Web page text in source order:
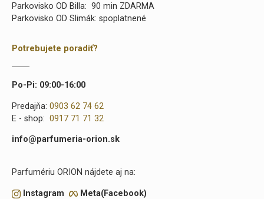
Parkovisko OD Billa: 90 min ZDARMA
Parkovisko OD Slimák: spoplatnené
Potrebujete poradiť?
Po-Pi: 09:00-16:00
Predajňa: 0903 62 74 62
E - shop: 0917 71 71 32
info@parfumeria-orion.sk
Parfumériu ORION nájdete aj na:
Instagram Meta(Facebook)